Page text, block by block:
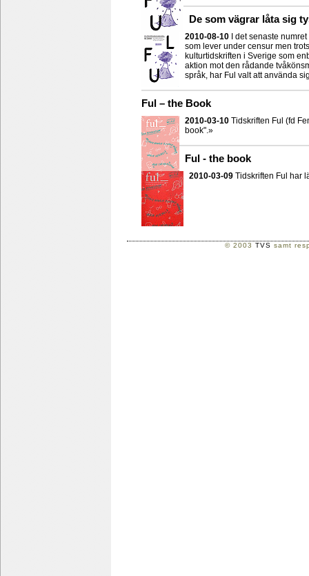
De som vägrar låta sig
2010-08-10
I det senaste
som lever under censur men
kulturtidskriften i Sverige som
aktion mot den rådande
språk, har Ful valt att använda
Ful – the Book
2010-03-10 Tidskriften Ful (fd
book".»
Ful - the book
2010-03-09 Tidskriften Ful har
© 2003 TVS samt